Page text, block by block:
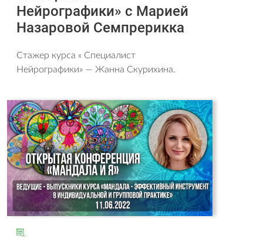
Нейрографики» с Марией
Назаровой Семпрерикка
Стажер курса « Специалист
Нейрографики» — Жанна Скурихина.